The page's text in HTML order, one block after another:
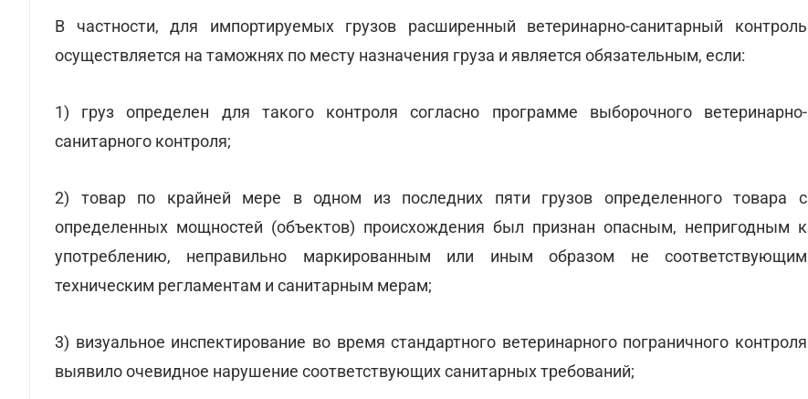
В частности, для импортируемых грузов расширенный ветеринарно-санитарный контроль
осуществляется на таможнях по месту назначения груза и является обязательным, если:
1) груз определен для такого контроля согласно программе выборочного ветеринарно-
санитарного контроля;
2) товар по крайней мере в одном из последних пяти грузов определенного товара с
определенных мощностей (объектов) происхождения был признан опасным, непригодным к
употреблению, неправильно маркированным или иным образом не соответствующим
техническим регламентам и санитарным мерам;
3) визуальное инспектирование во время стандартного ветеринарного пограничного контроля
выявило очевидное нарушение соответствующих санитарных требований;